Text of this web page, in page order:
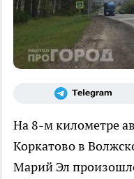
На 8-м километре
Коркатово в
Марий Эл